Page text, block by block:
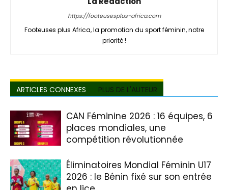
https://footeusesplus-africa.com
Footeuses plus Africa, la promotion du sport féminin, notre
priorité !
ARTICLES CONNEXES PLUS DE L'AUTEUR
CAN Féminine 2026 : 16 équipes, 6
places mondiales, une
compétition révolutionnée
Éliminatoires Mondial Féminin U17
2026 : le Bénin fixé sur son entrée